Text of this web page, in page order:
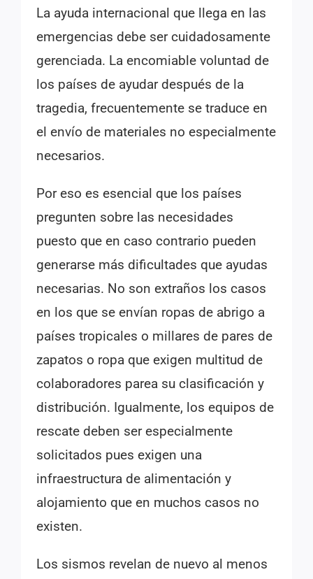
La ayuda internacional que llega en las
emergencias debe ser cuidadosamente
gerenciada. La encomiable voluntad de
los países de ayudar después de la
tragedia, frecuentemente se traduce en
el envío de materiales no especialmente
necesarios.
Por eso es esencial que los países
pregunten sobre las necesidades
puesto que en caso contrario pueden
generarse más dificultades que ayudas
necesarias. No son extraños los casos
en los que se envían ropas de abrigo a
países tropicales o millares de pares de
zapatos o ropa que exigen multitud de
colaboradores parea su clasificación y
distribución. Igualmente, los equipos de
rescate deben ser especialmente
solicitados pues exigen una
infraestructura de alimentación y
alojamiento que en muchos casos no
existen.
Los sismos revelan de nuevo al menos